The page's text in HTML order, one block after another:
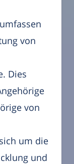
von
Dies
von
um die
und